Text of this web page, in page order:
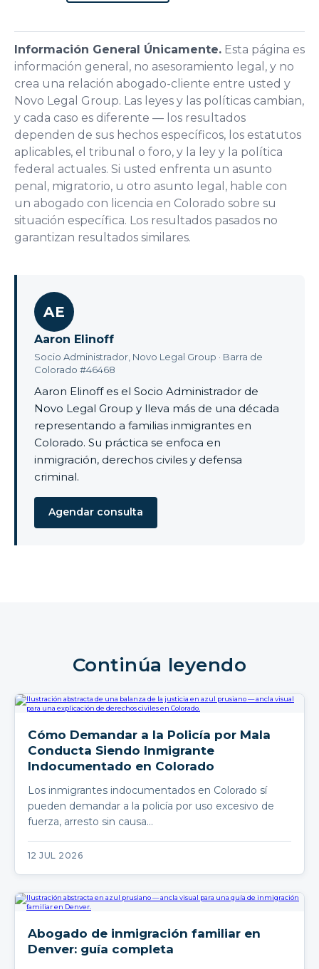
Información General Únicamente. Esta página es
información general, no asesoramiento legal, y no
crea una relación abogado-cliente entre usted y
Novo Legal Group. Las leyes y las políticas cambian,
y cada caso es diferente — los resultados
dependen de sus hechos específicos, los estatutos
aplicables, el tribunal o foro, y la ley y la política
federal actuales. Si usted enfrenta un asunto
penal, migratorio, u otro asunto legal, hable con
un abogado con licencia en Colorado sobre su
situación específica. Los resultados pasados no
garantizan resultados similares.
AE
Aaron Elinoff
Socio Administrador, Novo Legal Group · Barra de
Colorado #46468
Aaron Elinoff es el Socio Administrador de
Novo Legal Group y lleva más de una década
representando a familias inmigrantes en
Colorado. Su práctica se enfoca en
inmigración, derechos civiles y defensa
criminal.
Agendar consulta
Continúa leyendo
Cómo Demandar a la Policía por Mala
Conducta Siendo Inmigrante
Indocumentado en Colorado
Los inmigrantes indocumentados en Colorado sí
pueden demandar a la policía por uso excesivo de
fuerza, arresto sin causa…
12 JUL 2026
Abogado de inmigración familiar en
Denver: guía completa